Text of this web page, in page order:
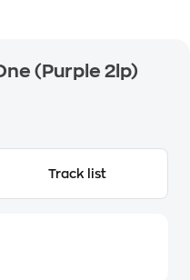
(Purple 2lp)
Track list